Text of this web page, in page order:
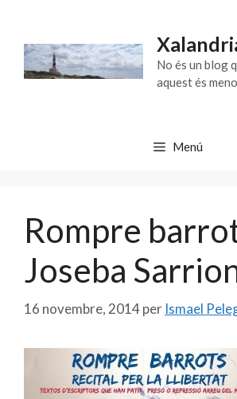
contingut
No és un blog
aquest és
Menú
Rompre
Joseba
16 novembre, 2014per Ismael